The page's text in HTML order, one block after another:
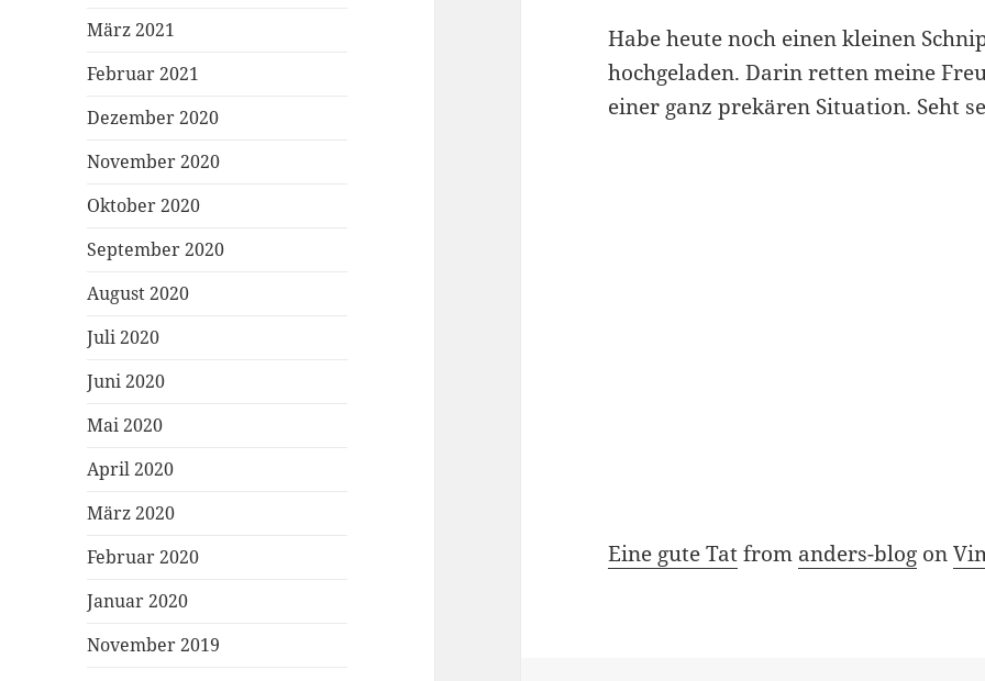
März 2021
Februar 2021
Dezember 2020
November 2020
Oktober 2020
September 2020
August 2020
Juli 2020
Juni 2020
Mai 2020
April 2020
März 2020
Februar 2020
Januar 2020
November 2019
Habe heute noch einen kleinen
hochgeladen. Darin retten meine
einer ganz prekären Situation. Seht
Eine gute Tatfrom anders-blog on